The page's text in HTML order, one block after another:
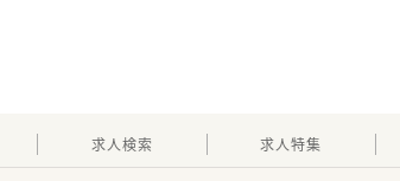
求人検索 求人特集